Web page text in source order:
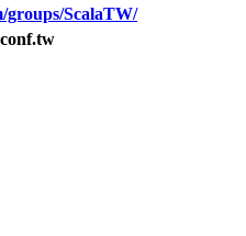
groups/ScalaTW/